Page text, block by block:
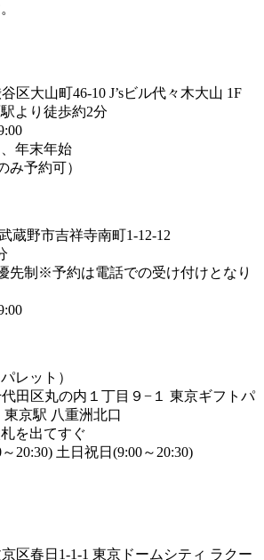
区大山町46-10 J’sビル代々木大山 1F
より徒歩約2分
年末年始
み予約可）
蔵野市吉祥寺南町1-12-12
先制※予約は電話での受け付けとなり
レット）
代田区丸の内１丁目９−１ 東京ギフトパ
京駅 八重洲北口
を出てすぐ
20:30) 土日祝日(9:00～20:30)
区春日1-1-1 東京ドームシティ ラクー